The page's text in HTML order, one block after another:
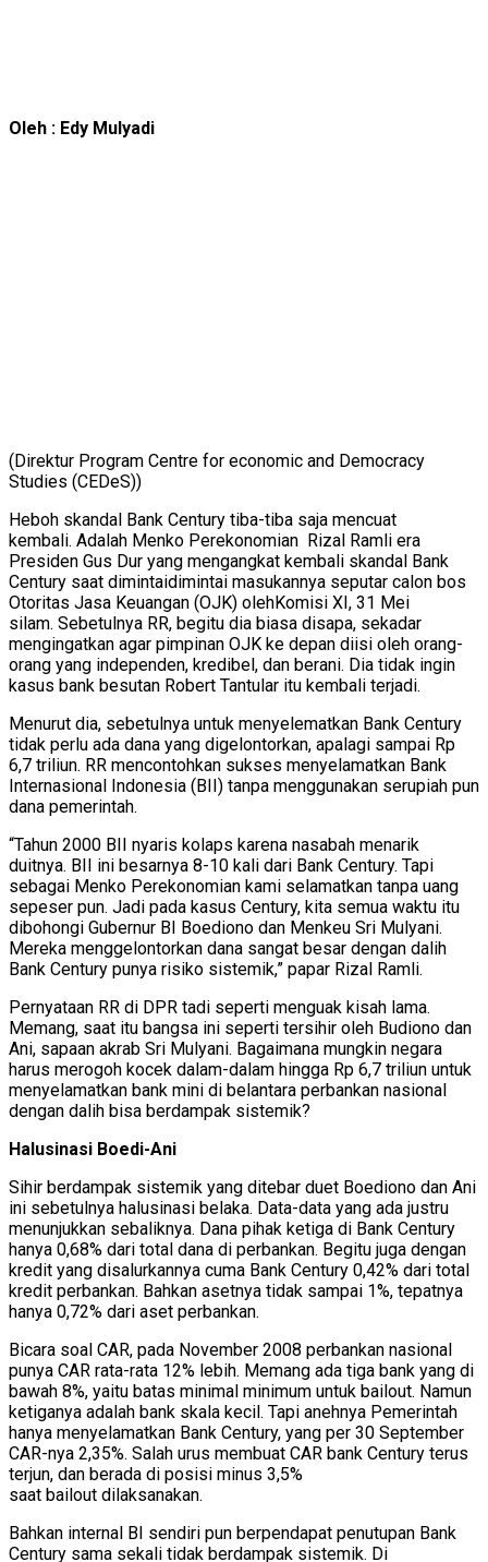
Oleh : Edy Mulyadi
(Direktur Program Centre for economic and Democracy
Studies (CEDeS))
Heboh skandal Bank Century tiba-tiba saja mencuat
kembali. Adalah Menko Perekonomian Rizal Ramli era
Presiden Gus Dur yang mengangkat kembali skandal Bank
Century saat dimintaidimintai masukannya seputar calon bos
Otoritas Jasa Keuangan (OJK) olehKomisi XI, 31 Mei
silam. Sebetulnya RR, begitu dia biasa disapa, sekadar
mengingatkan agar pimpinan OJK ke depan diisi oleh orang-
orang yang independen, kredibel, dan berani. Dia tidak ingin
kasus bank besutan Robert Tantular itu kembali terjadi.
Menurut dia, sebetulnya untuk menyelematkan Bank Century
tidak perlu ada dana yang digelontorkan, apalagi sampai Rp
6,7 triliun. RR mencontohkan sukses menyelamatkan Bank
Internasional Indonesia (BII) tanpa menggunakan serupiah pun
dana pemerintah.
“Tahun 2000 BII nyaris kolaps karena nasabah menarik
duitnya. BII ini besarnya 8-10 kali dari Bank Century. Tapi
sebagai Menko Perekonomian kami selamatkan tanpa uang
sepeser pun. Jadi pada kasus Century, kita semua waktu itu
dibohongi Gubernur BI Boediono dan Menkeu Sri Mulyani.
Mereka menggelontorkan dana sangat besar dengan dalih
Bank Century punya risiko sistemik,” papar Rizal Ramli.
Pernyataan RR di DPR tadi seperti menguak kisah lama.
Memang, saat itu bangsa ini seperti tersihir oleh Budiono dan
Ani, sapaan akrab Sri Mulyani. Bagaimana mungkin negara
harus merogoh kocek dalam-dalam hingga Rp 6,7 triliun untuk
menyelamatkan bank mini di belantara perbankan nasional
dengan dalih bisa berdampak sistemik?
Halusinasi Boedi-Ani
Sihir berdampak sistemik yang ditebar duet Boediono dan Ani
ini sebetulnya halusinasi belaka. Data-data yang ada justru
menunjukkan sebaliknya. Dana pihak ketiga di Bank Century
hanya 0,68% dari total dana di perbankan. Begitu juga dengan
kredit yang disalurkannya cuma Bank Century 0,42% dari total
kredit perbankan. Bahkan asetnya tidak sampai 1%, tepatnya
hanya 0,72% dari aset perbankan.
Bicara soal CAR, pada November 2008 perbankan nasional
punya CAR rata-rata 12% lebih. Memang ada tiga bank yang di
bawah 8%, yaitu batas minimal minimum untuk bailout. Namun
ketiganya adalah bank skala kecil. Tapi anehnya Pemerintah
hanya menyelamatkan Bank Century, yang per 30 September
CAR-nya 2,35%. Salah urus membuat CAR bank Century terus
terjun, dan berada di posisi minus 3,5%
saat bailout dilaksanakan.
Bahkan internal BI sendiri pun berpendapat penutupan Bank
Century sama sekali tidak berdampak sistemik. Di